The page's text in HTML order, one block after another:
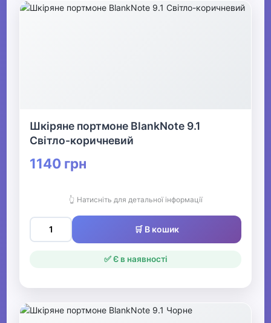
Шкіряне портмоне BlankNote 9.1
Світло-коричневий
1140 грн
👆 Натисніть для детальної інформації
🛒 В кошик
✅ Є в наявності